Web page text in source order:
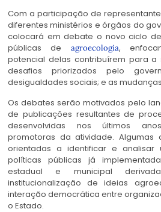
Com a participação de
diferentes ministérios e órgãos do
colocará em debate o novo ciclo
públicas de agroecologia,
potencial delas contribuírem para
desafios priorizados pelo
desigualdades sociais; e as
Os debates serão motivados pelo
de publicações resultantes de
desenvolvidas nos últimos
promotoras da atividade. Algumas
orientadas a identificar e analisar
políticas públicas já
estadual e municipal
institucionalização de ideias
interação democrática entre
o Estado.